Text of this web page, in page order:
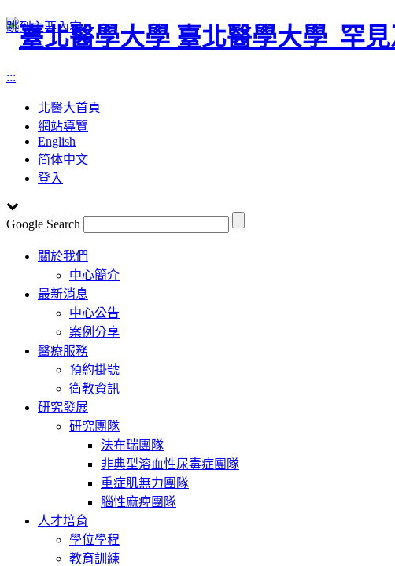
跳到主要內容 臺北醫學大學 罕
:::
北醫大首頁
網站導覽
English
简体中文
登入
Google Search
Toggle
navigation
關於我們
中心簡介
最新消息
中心公告
案例分享
醫療服務
預約掛號
衛教資訊
研究發展
研究團隊
法布瑞團隊
非典型溶血性尿毒症團隊
重症肌無力團隊
腦性麻痺團隊
人才培育
學位學程
教育訓練